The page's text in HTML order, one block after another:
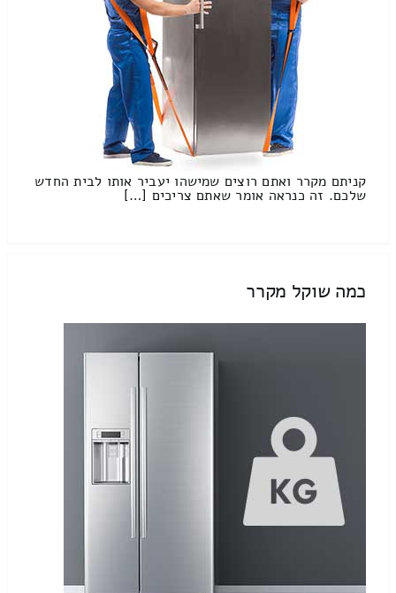
קניתם מקרר ואתם רוצים שמישהו יעביר אותו לבית החדש
שלכם. זה כנראה אומר שאתם צריכים […]
כמה שוקל מקרר